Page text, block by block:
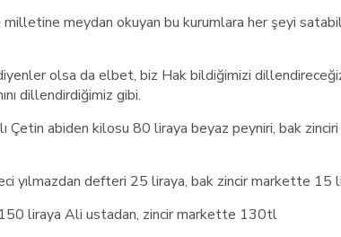
milletine meydan okuyan bu kurumlara her şeyi
olsa da elbet, biz Hak bildiğimizi
dillendirdiğimiz gibi.
Çetin abiden kilosu 80 liraya beyaz peyniri, bak zinciri
yılmazdan defteri 25 liraya, bak zincir markette 15
150 liraya Ali ustadan, zincir markette 130tl